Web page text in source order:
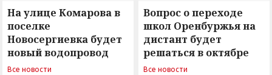
На улице Комарова в
поселке
Новосергиевка будет
новый водопровод
Все новости
Вопрос о переходе
школ Оренбуржья на
дистант будет
решаться в октябре
Все новости